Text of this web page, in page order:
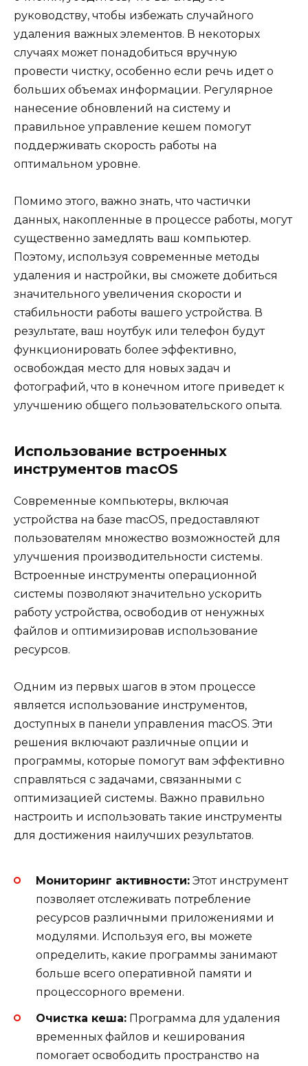
руководству, чтобы избежать случайного
удаления важных элементов. В некоторых
случаях может понадобиться вручную
провести чистку, особенно если речь идет о
больших объемах информации. Регулярное
нанесение обновлений на систему и
правильное управление кешем помогут
поддерживать скорость работы на
оптимальном уровне.
Помимо этого, важно знать, что частички
данных, накопленные в процессе работы, могут
существенно замедлять ваш компьютер.
Поэтому, используя современные методы
удаления и настройки, вы сможете добиться
значительного увеличения скорости и
стабильности работы вашего устройства. В
результате, ваш ноутбук или телефон будут
функционировать более эффективно,
освобождая место для новых задач и
фотографий, что в конечном итоге приведет к
улучшению общего пользовательского опыта.
Использование встроенных
инструментов macOS
Современные компьютеры, включая
устройства на базе macOS, предоставляют
пользователям множество возможностей для
улучшения производительности системы.
Встроенные инструменты операционной
системы позволяют значительно ускорить
работу устройства, освободив от ненужных
файлов и оптимизировав использование
ресурсов.
Одним из первых шагов в этом процессе
является использование инструментов,
доступных в панели управления macOS. Эти
решения включают различные опции и
программы, которые помогут вам эффективно
справляться с задачами, связанными с
оптимизацией системы. Важно правильно
настроить и использовать такие инструменты
для достижения наилучших результатов.
Мониторинг активности: Этот инструмент
позволяет отслеживать потребление
ресурсов различными приложениями и
модулями. Используя его, вы можете
определить, какие программы занимают
больше всего оперативной памяти и
процессорного времени.
Очистка кеша: Программа для удаления
временных файлов и кеширования
помогает освободить пространство на